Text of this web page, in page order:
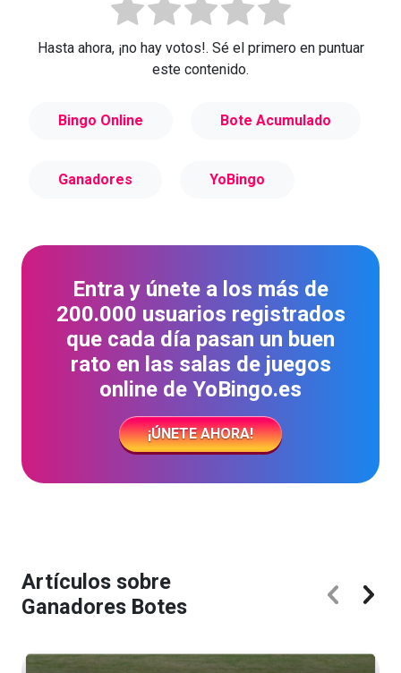
Hasta ahora, ¡no hay votos!. Sé el primero en puntuar
este contenido.
Bingo Online Bote Acumulado
Ganadores YoBingo
Entra y únete a los más de
200.000 usuarios registrados
que cada día pasan un buen
rato en las salas de juegos
online de YoBingo.es
¡ÚNETE AHORA!
Artículos sobre
Ganadores Botes